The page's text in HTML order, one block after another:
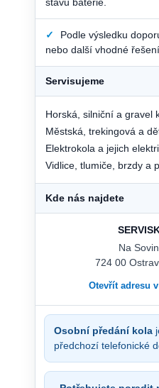
stavu baterie.
✓
Podle výsledku
nebo další vhodné
Servisujeme
Horská, silniční a gravel
Městská, trekingová a
Elektrokola a jejich
Vidlice, tlumiče, brzdy a
Kde nás najdete
Na
724 00
Otevřít adresu
Osobní předání kola
předchozí telefonické